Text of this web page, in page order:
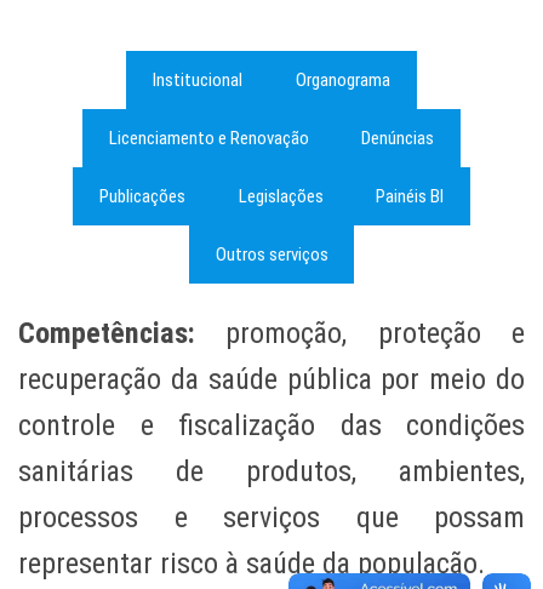
Institucional Organograma
Licenciamento e Renovação Denúncias
Publicações Legislações Painéis BI
Outros serviços
Competências: promoção, proteção e
recuperação da saúde pública por meio do
controle e fiscalização das condições
sanitárias de produtos, ambientes,
processos e serviços que possam
representar risco à saúde da população.